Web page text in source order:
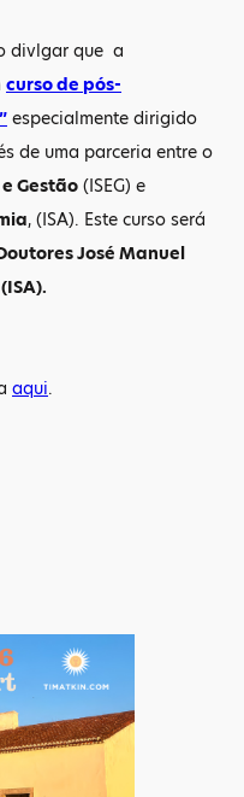
divlgar que a
curso de pós-
especialmente dirigido
de uma parceria entre o
Gestão (ISEG) e
, (ISA). Este curso será
José Manuel
aqui.